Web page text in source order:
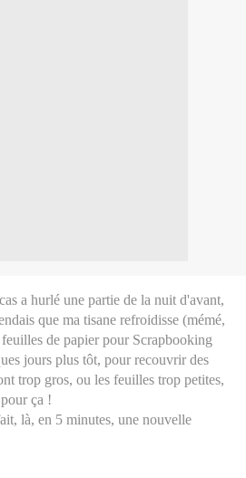
a hurlé une partie de la nuit d'avant,
que ma tisane refroidisse (mémé,
de papier pour Scrapbooking
jours plus tôt, pour recouvrir des
trop gros, ou les feuilles trop petites,
ça !
là, en 5 minutes, une nouvelle